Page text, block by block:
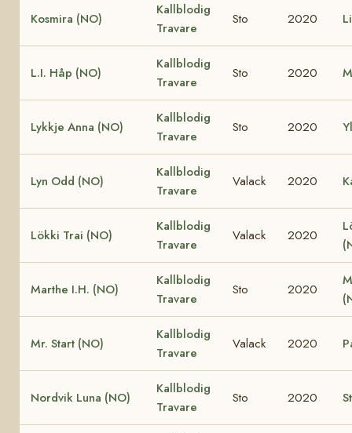
Kosmira (NO)
Kallblodig
Travare
Sto 2020
L.I. Håp (NO)
Kallblodig
Travare
Sto 2020
Lykkje Anna (NO)
Kallblodig
Travare
Sto 2020
Lyn Odd (NO)
Kallblodig
Travare
Valack 2020
Lökki Trai (NO)
Kallblodig
Travare
Valack 2020
Marthe I.H. (NO)
Kallblodig
Travare
Sto 2020
Mr. Start (NO)
Kallblodig
Travare
Valack 2020
Nordvik Luna (NO)
Kallblodig
Travare
Sto 2020